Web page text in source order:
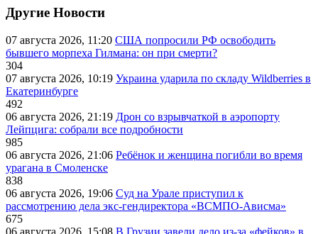
Другие Новости
07 августа 2026, 11:20 США попросили РФ освободить
бывшего морпеха Гилмана: он при смерти?
304
07 августа 2026, 10:19 Украина ударила по складу Wildberries в
Екатеринбурге
492
06 августа 2026, 21:19 Дрон со взрывчаткой в аэропорту
Лейпцига: собрали все подробности
985
06 августа 2026, 21:06 Ребёнок и женщина погибли во время
урагана в Смоленске
838
06 августа 2026, 19:06 Суд на Урале приступил к
рассмотрению дела экс-гендиректора «ВСМПО-Ависма»
675
06 августа 2026, 15:08 В Грузии завели дело из-за «фейков» в